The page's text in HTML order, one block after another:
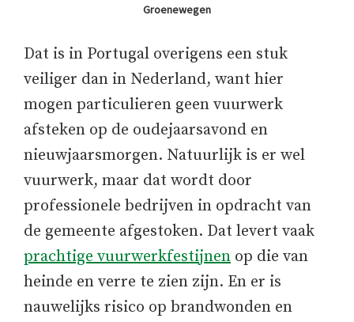
Groenewegen
Dat is in Portugal overigens een stuk
veiliger dan in Nederland, want hier
mogen particulieren geen vuurwerk
afsteken op de oudejaarsavond en
nieuwjaarsmorgen. Natuurlijk is er wel
vuurwerk, maar dat wordt door
professionele bedrijven in opdracht van
de gemeente afgestoken. Dat levert vaak
prachtige vuurwerkfestijnen op die van
heinde en verre te zien zijn. En er is
nauwelijks risico op brandwonden en